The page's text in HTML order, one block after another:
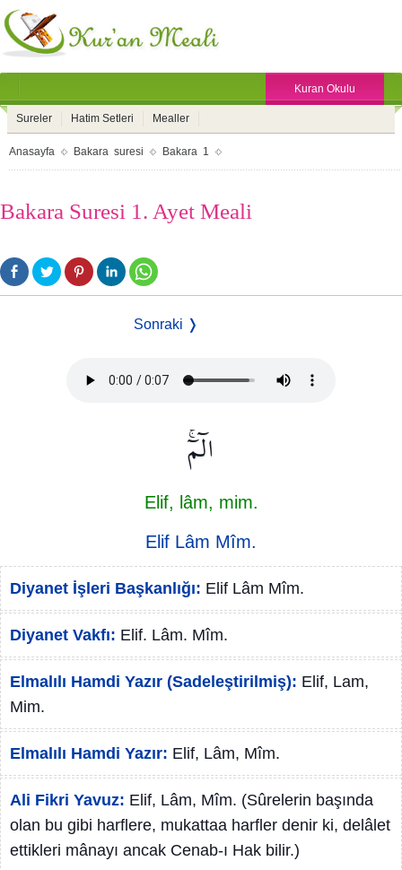
Kuran Okulu
Sureler Hatim Setleri Mealler
Anasayfa Bakara suresi Bakara 1
Bakara Suresi 1. Ayet Meali
Sonraki ❭
الٓمٓۚ
Elif, lâm, mim.
Elif Lâm Mîm.
Diyanet İşleri Başkanlığı: Elif Lâm Mîm.
Diyanet Vakfı: Elif. Lâm. Mîm.
Elmalılı Hamdi Yazır (Sadeleştirilmiş): Elif, Lam,
Mim.
Elmalılı Hamdi Yazır: Elif, Lâm, Mîm.
Ali Fikri Yavuz: Elif, Lâm, Mîm. (Sûrelerin başında
olan bu gibi harflere, mukattaa harfler denir ki, delâlet
ettikleri mânayı ancak Cenab-ı Hak bilir.)